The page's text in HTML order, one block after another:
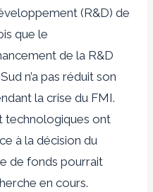
(R&D) de
que le
de la R&D
n’a pas réduit son
la crise du FMI.
technologiques ont
à la décision du
de fonds pourrait
en cours.